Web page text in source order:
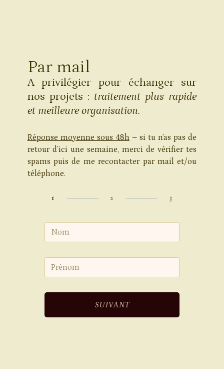
Par mail
A privilégier pour échanger sur
nos projets : traitement plus rapide
et meilleure organisation.
Réponse moyenne sous 48h – si tu n’as pas de
retour d’ici une semaine, merci de vérifier tes
spams puis de me recontacter par mail et/ou
téléphone.
1 2 3
SUIVANT